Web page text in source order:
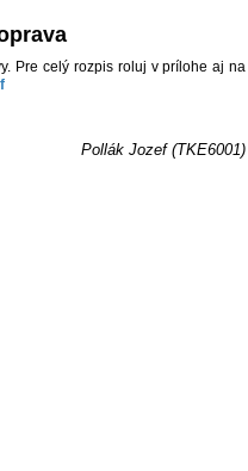
Pre celý rozpis roluj v prílohe aj na
Pollák Jozef (TKE6001)